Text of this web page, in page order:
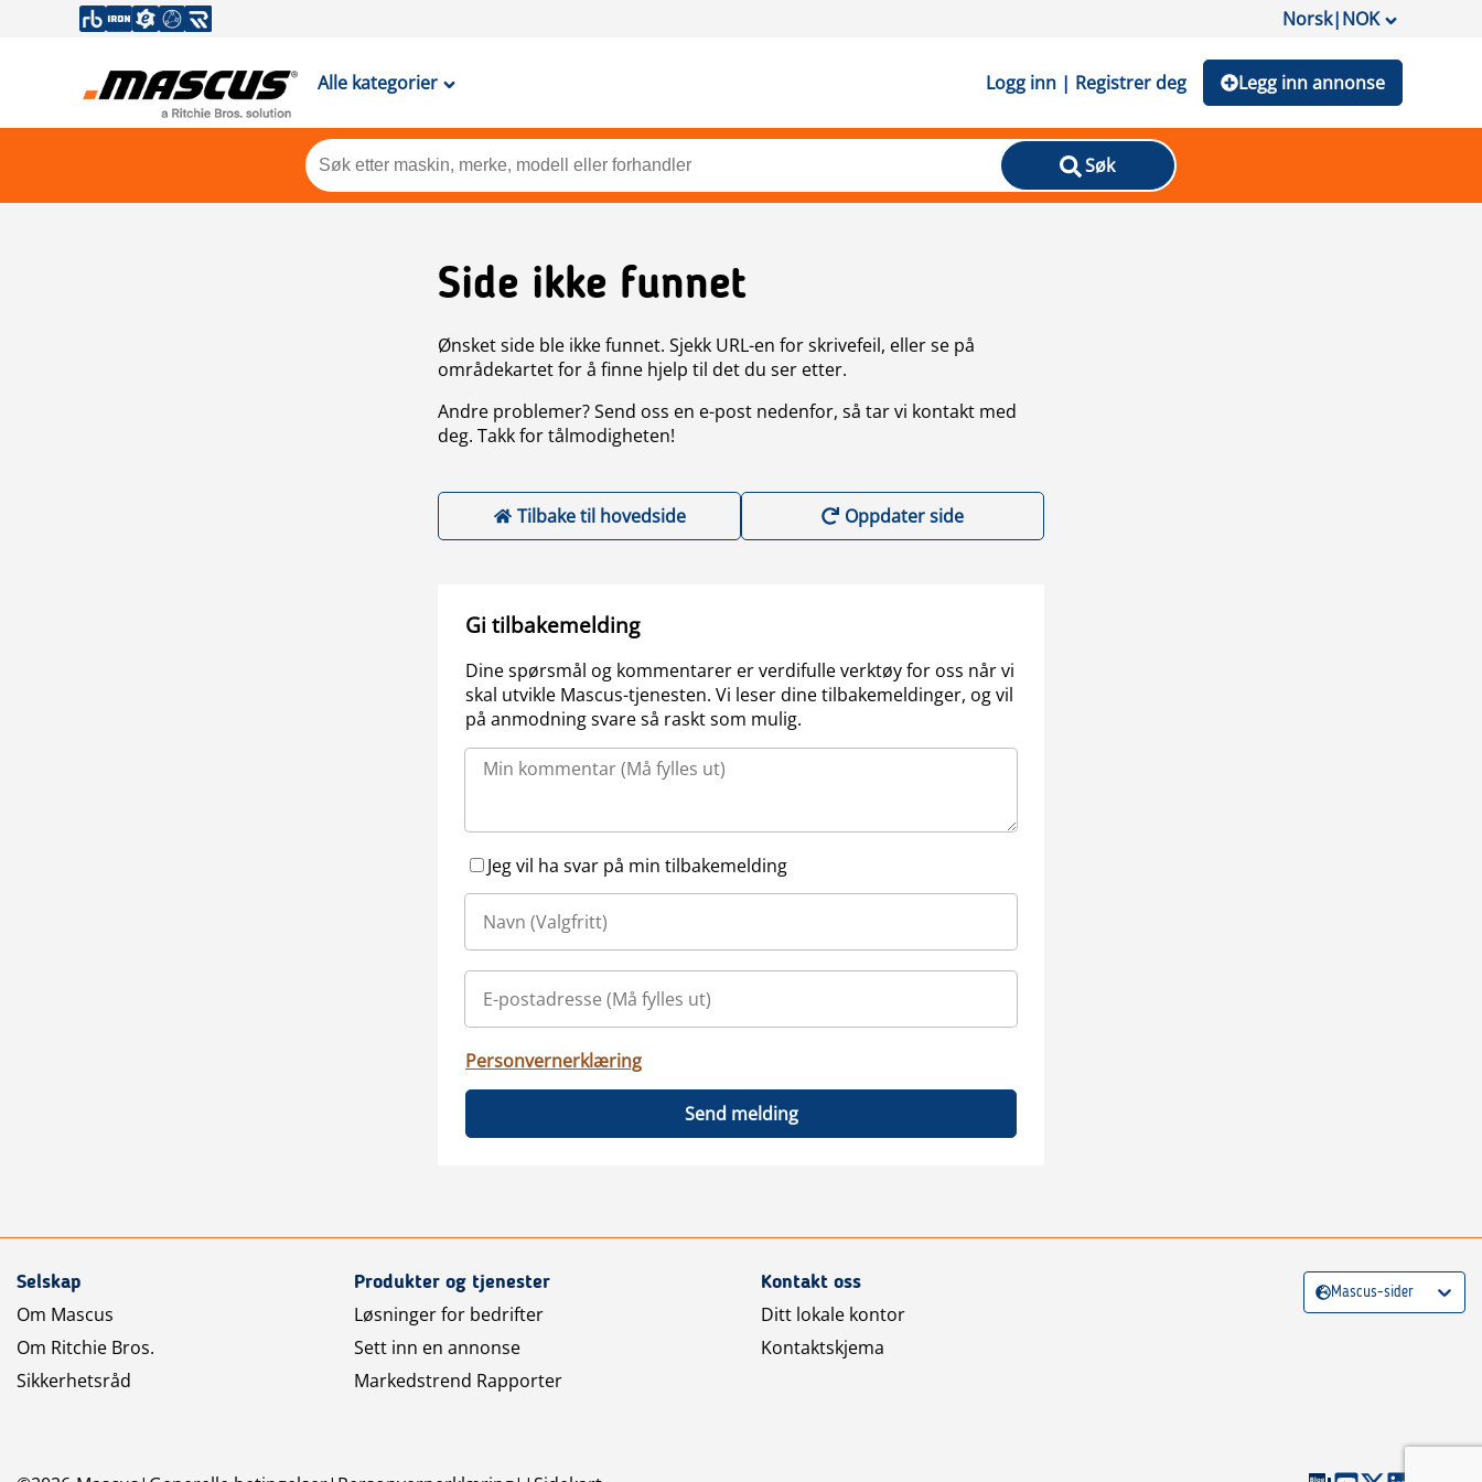
Norsk|NOK
Alle kategorier Logg inn | Registrer deg Legg inn annonse
Søk
Side ikke funnet
Ønsket side ble ikke funnet. Sjekk URL-en for skrivefeil, eller se på
områdekartet for å finne hjelp til det du ser etter.
Andre problemer? Send oss en e-post nedenfor, så tar vi kontakt med
deg. Takk for tålmodigheten!
Tilbake til hovedside Oppdater side
Gi tilbakemelding
Dine spørsmål og kommentarer er verdifulle verktøy for oss når vi
skal utvikle Mascus-tjenesten. Vi leser dine tilbakemeldinger, og vil
på anmodning svare så raskt som mulig.
Jeg vil ha svar på min tilbakemelding
Personvernerklæring
Send melding
Selskap
Om Mascus
Om Ritchie Bros.
Sikkerhetsråd
Produkter og tjenester
Løsninger for bedrifter
Sett inn en annonse
Markedstrend Rapporter
Kontakt oss
Ditt lokale kontor
Kontaktskjema
Mascus-sider